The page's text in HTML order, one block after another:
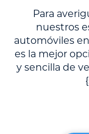
Para
nuestros
automóviles
es la mejor
y sencilla de